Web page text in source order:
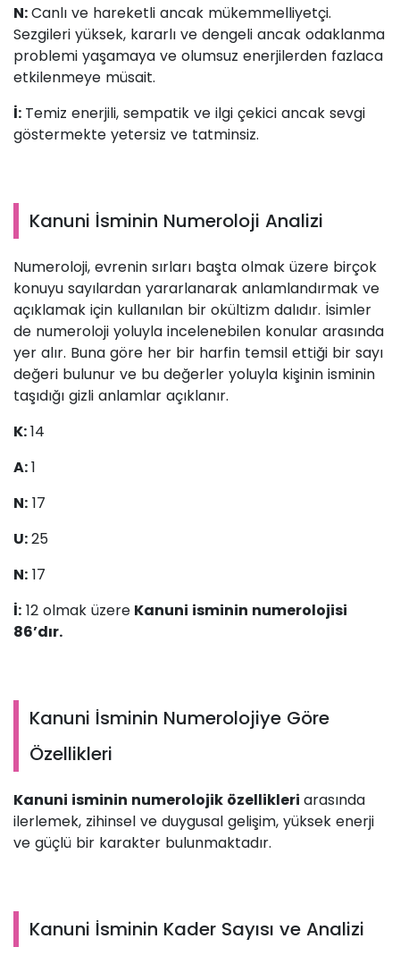
N:Canlı ve hareketli ancak mükemmelliyetçi.
Sezgileri yüksek, kararlı ve dengeli ancak odaklanma
problemi yaşamaya ve olumsuz enerjilerden fazlaca
etkilenmeye müsait.
İ: Temiz enerjili, sempatik ve ilgi çekici ancak sevgi
göstermekte yetersiz ve tatminsiz.
Kanuni İsminin Numeroloji Analizi
Numeroloji, evrenin sırları başta olmak üzere birçok
konuyu sayılardan yararlanarak anlamlandırmak ve
açıklamak için kullanılan bir okültizm dalıdır. İsimler
de numeroloji yoluyla incelenebilen konular arasında
yer alır. Buna göre her bir harfin temsil ettiği bir sayı
değeri bulunur ve bu değerler yoluyla kişinin isminin
taşıdığı gizli anlamlar açıklanır.
K:14
A:1
N: 17
U:25
N: 17
İ: 12 olmak üzere Kanuni isminin numerolojisi
86’dır.
Kanuni İsminin Numerolojiye Göre
Özellikleri
Kanuni isminin numerolojik özellikleri arasında
ilerlemek, zihinsel ve duygusal gelişim, yüksek enerji
ve güçlü bir karakter bulunmaktadır.
Kanuni İsminin Kader Sayısı ve Analizi